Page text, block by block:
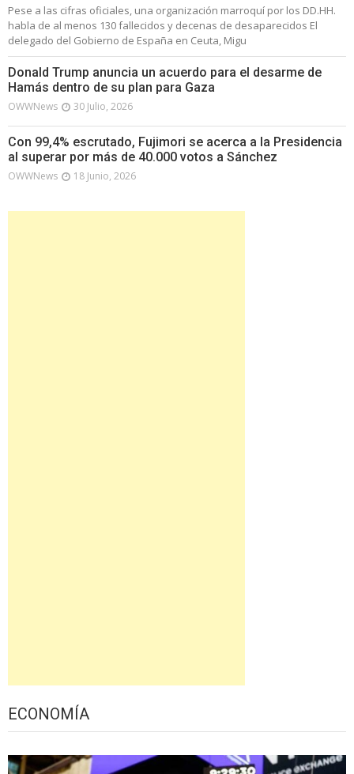
Pese a las cifras oficiales, una organización marroquí por los DD.HH.
habla de al menos 130 fallecidos y decenas de desaparecidos El
delegado del Gobierno de España en Ceuta, Migu
Donald Trump anuncia un acuerdo para el desarme de
Hamás dentro de su plan para Gaza
OWWNews 30 Julio, 2026
Con 99,4% escrutado, Fujimori se acerca a la Presidencia
al superar por más de 40.000 votos a Sánchez
OWWNews 18 Junio, 2026
ECONOMÍA